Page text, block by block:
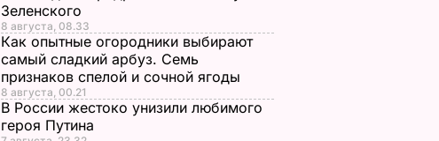
Зеленского
8 августа, 08.33
Как опытные огородники выбирают
самый сладкий арбуз. Семь
признаков спелой и сочной ягоды
8 августа, 00.21
В России жестоко унизили любимого
героя Путина